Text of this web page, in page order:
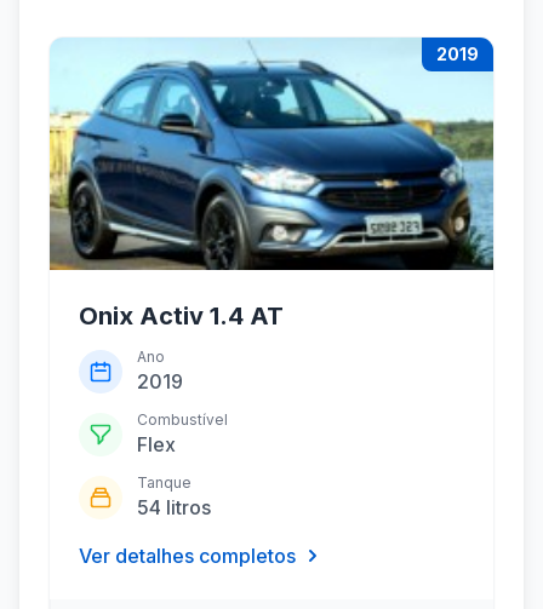
2019
Onix Activ 1.4 AT
Ano
2019
Combustível
Flex
Tanque
54 litros
Ver detalhes completos